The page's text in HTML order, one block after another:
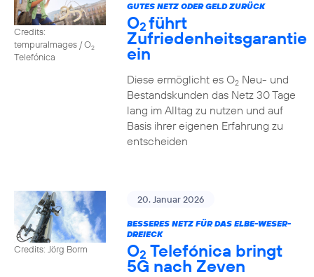
Credits:
tempuraImages / O2
Telefónica
GUTES NETZ ODER GELD ZURÜCK
O2führt
Zufriedenheitsgarantie
ein
Diese ermöglicht es O2Neu- und
Bestandskunden das Netz 30 Tage
lang im Alltag zu nutzen und auf
Basis ihrer eigenen Erfahrung zu
entscheiden
Credits: Jörg Borm
20. Januar 2026
BESSERES NETZ FÜR DAS ELBE-WESER-
DREIECK
O2 Telefónica bringt
5G nach Zeven